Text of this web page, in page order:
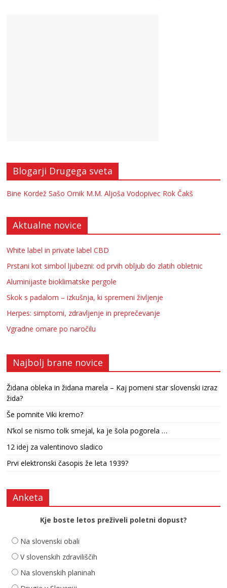
Blogarji Drugega sveta
Bine Kordež Sašo Ornik M.M. Aljoša Vodopivec Rok Čakš
Aktualne novice
White label in private label CBD
Prstani kot simbol ljubezni: od prvih obljub do zlatih obletnic
Aluminijaste bioklimatske pergole
Skok s padalom – izkušnja, ki spremeni življenje
Herpes: simptomi, zdravljenje in preprečevanje
Vgradne omare po naročilu
Najbolj brane novice
Židana obleka in židana marela – Kaj pomeni star slovenski izraz
žida?
Še pomnite Viki kremo?
N’kol se nismo tolk smejal, ka je šola pogorela …
12 idej za valentinovo sladico
Prvi elektronski časopis že leta 1939?
Anketa
Kje boste letos preživeli poletni dopust?
Na slovenski obali
V slovenskih zdraviliščih
Na slovenskih planinah